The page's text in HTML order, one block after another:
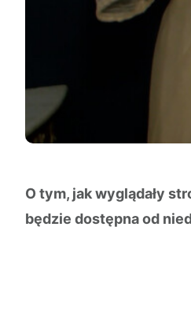
O tym, jak wyglądały
będzie dostępna od